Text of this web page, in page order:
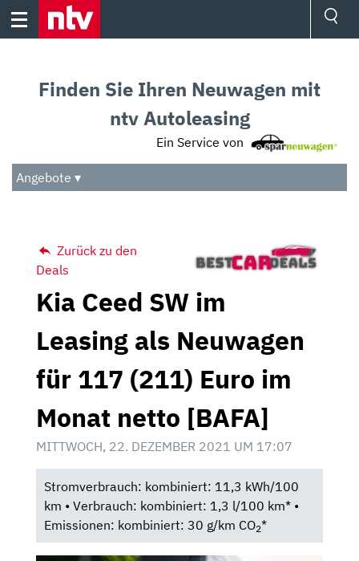
Skip
Audio
Das Beste
Finden Sie Ihren Neuwagen mit
ntv Autoleasing
Ein Service von
Angebote ▾
Zurück zu den
Deals
Kia Ceed SW im
Leasing als Neuwagen
für 117 (211) Euro im
Monat netto [BAFA]
MITTWOCH, 22. DEZEMBER 2021 UM 17:07
Stromverbrauch: kombiniert: 11,3 kWh/100
km • Verbrauch: kombiniert: 1,3 l/100 km* •
Emissionen: kombiniert: 30 g/km CO2*